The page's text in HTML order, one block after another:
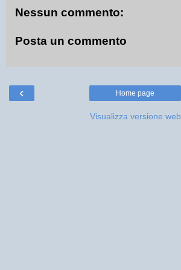
Nessun commento:
Posta un commento
‹ Home page
Visualizza versione web